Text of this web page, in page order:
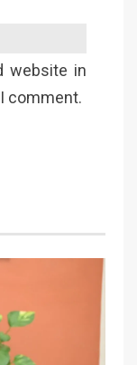
website in
comment.